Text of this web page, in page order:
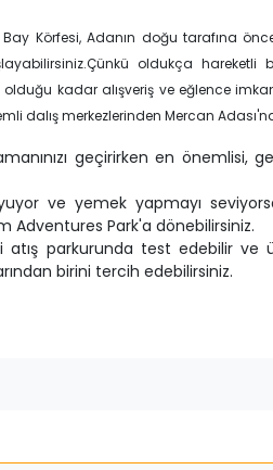
Körfesi, Adanın doğu tarafına
oldukça
olduğu kadar alışveriş ve eğlence
dalış merkezlerinden Mercan
geçirirken en önemlisi,
ve yemek yapmayı
Adventures Park'a dönebilirsiniz.
atış parkurunda test edebilir
birini tercih edebilirsiniz.